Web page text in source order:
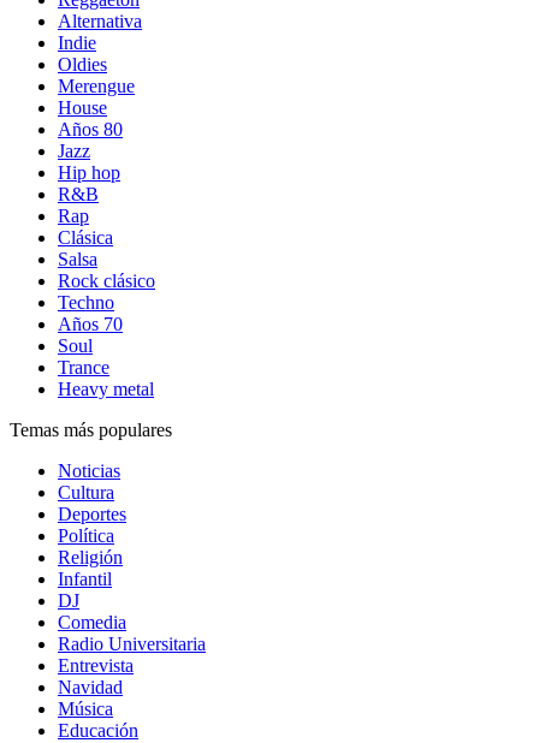
Alternativa
Indie
Oldies
Merengue
House
Años 80
Jazz
Hip hop
R&B
Rap
Clásica
Salsa
Rock clásico
Techno
Años 70
Soul
Trance
Heavy metal
Temas más populares
Noticias
Cultura
Deportes
Política
Religión
Infantil
DJ
Comedia
Radio Universitaria
Entrevista
Navidad
Música
Educación